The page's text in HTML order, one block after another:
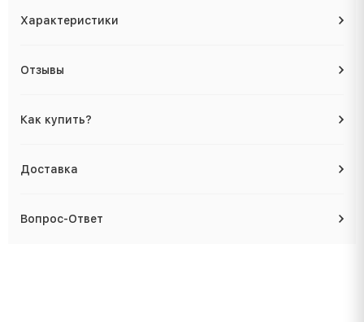
Характеристики
Отзывы
Как купить?
Доставка
Вопрос-Ответ